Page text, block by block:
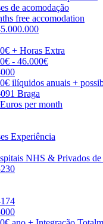
de acomodação
free accomodation
+ Horas Extra
- 46.000€
ilíquidos anuais +
Braga
per month
Experiência
NHS & Privados